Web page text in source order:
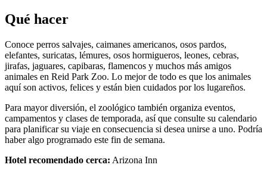
Qué hacer
Conoce perros salvajes, caimanes americanos, osos pardos,
elefantes, suricatas, lémures, osos hormigueros, leones, cebras,
jirafas, jaguares, capibaras, flamencos y muchos más amigos
animales en Reid Park Zoo. Lo mejor de todo es que los animales
aquí son activos, felices y están bien cuidados por los lugareños.
Para mayor diversión, el zoológico también organiza eventos,
campamentos y clases de temporada, así que consulte su calendario
para planificar su viaje en consecuencia si desea unirse a uno. Podría
haber algo programado este fin de semana.
Hotel recomendado cerca: Arizona Inn